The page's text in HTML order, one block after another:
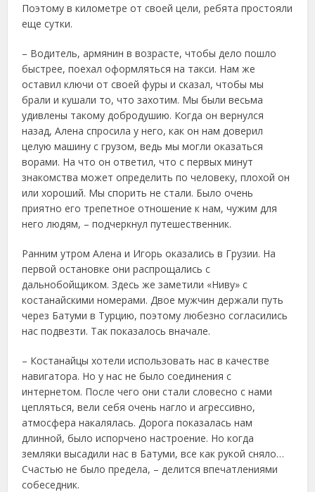
Поэтому в километре от своей цели, ребята простояли
еще сутки.
– Водитель, армянин в возрасте, чтобы дело пошло
быстрее, поехал оформляться на такси. Нам же
оставил ключи от своей фуры и сказал, чтобы мы
брали и кушали то, что захотим. Мы были весьма
удивлены такому добродушию. Когда он вернулся
назад, Алена спросила у него, как он нам доверил
целую машину с грузом, ведь мы могли оказаться
ворами. На что он ответил, что с первых минут
знакомства может определить по человеку, плохой он
или хороший. Мы спорить не стали. Было очень
приятно его трепетное отношение к нам, чужим для
него людям, – подчеркнул путешественник.
Ранним утром Алена и Игорь оказались в Грузии. На
первой остановке они распрощались с
дальнобойщиком. Здесь же заметили «Ниву» с
костанайскими номерами. Двое мужчин держали путь
через Батуми в Турцию, поэтому любезно согласились
нас подвезти. Так показалось вначале.
– Костанайцы хотели использовать нас в качестве
навигатора. Но у нас не было соединения с
интернетом. После чего они стали словесно с нами
цепляться, вели себя очень нагло и агрессивно,
атмосфера накалялась. Дорога показалась нам
длинной, было испорчено настроение. Но когда
земляки высадили нас в Батуми, все как рукой сняло…
Счастью не было предела, – делится впечатлениями
собеседник.